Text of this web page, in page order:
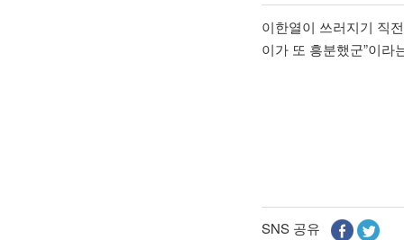
이한열이 쓰러지기 직
이가 또 흥분했군”이라
SNS 공유